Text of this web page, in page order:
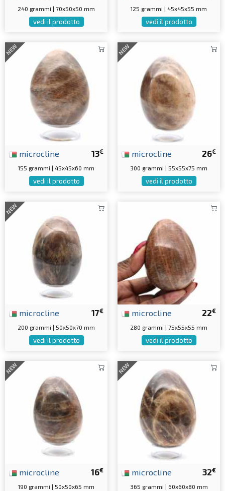
240 grammi | 70x50x50 mm
vedi il prodotto
125 grammi | 45x45x55 mm
vedi il prodotto
NEW
13€
microcline
155 grammi | 45x45x60 mm
vedi il prodotto
NEW
26€
microcline
300 grammi | 55x55x75 mm
vedi il prodotto
NEW
17€
microcline
200 grammi | 50x50x70 mm
vedi il prodotto
22€
microcline
280 grammi | 75x55x55 mm
vedi il prodotto
NEW
16€
microcline
190 grammi | 50x50x65 mm
NEW
32€
microcline
365 grammi | 60x60x80 mm